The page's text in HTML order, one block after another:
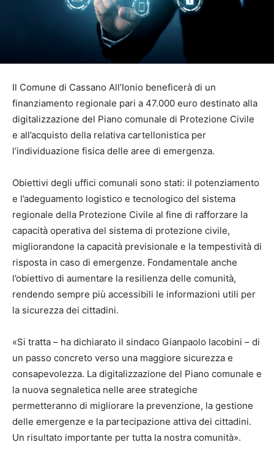
Il Comune di Cassano All’Ionio beneficerà di un
finanziamento regionale pari a 47.000 euro destinato alla
digitalizzazione del Piano comunale di Protezione Civile
e all’acquisto della relativa cartellonistica per
l’individuazione fisica delle aree di emergenza.
Obiettivi degli uffici comunali sono stati: il potenziamento
e l’adeguamento logistico e tecnologico del sistema
regionale della Protezione Civile al fine di rafforzare la
capacità operativa del sistema di protezione civile,
migliorandone la capacità previsionale e la tempestività di
risposta in caso di emergenze. Fondamentale anche
l’obiettivo di aumentare la resilienza delle comunità,
rendendo sempre più accessibili le informazioni utili per
la sicurezza dei cittadini.
«Si tratta – ha dichiarato il sindaco Gianpaolo Iacobini – di
un passo concreto verso una maggiore sicurezza e
consapevolezza. La digitalizzazione del Piano comunale e
la nuova segnaletica nelle aree strategiche
permetteranno di migliorare la prevenzione, la gestione
delle emergenze e la partecipazione attiva dei cittadini.
Un risultato importante per tutta la nostra comunità».